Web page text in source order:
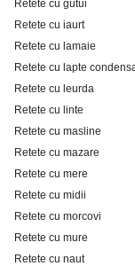
Retete cu gutui
Retete cu iaurt
Retete cu lamaie
Retete cu lapte
Retete cu leurda
Retete cu linte
Retete cu masline
Retete cu mazare
Retete cu mere
Retete cu midii
Retete cu morcovi
Retete cu mure
Retete cu naut